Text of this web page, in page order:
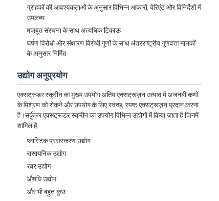
ग्राहकों की आवश्यकताओं के अनुसार विभिन्न आकारों, वेरिएंट और विनिर्देशों में
उपलब्ध
मजबूत संरचना के साथ अत्यधिक टिकाऊ
घर्षण विरोधी और संक्षारण विरोधी गुणों के साथ अंतरराष्ट्रीय गुणवत्ता मानकों
के अनुसार निर्मित
उद्योग अनुप्रयोग
एक्सट्रूडर स्क्रीन का मुख्य उपयोग अंतिम एक्सट्रूज़न उत्पाद में अजनबी कणों
के मिश्रण को रोकने और उपयोग के लिए स्वच्छ, स्पष्ट एक्सट्रूज़न प्रदान करना
है।सर्कुलर एक्सट्रूडर स्क्रीन का उपयोग विभिन्न उद्योगों में किया जाता है जिनमें
शामिल हैं:
प्लास्टिक प्रसंस्करण उद्योग
रासायनिक उद्योग
रबर उद्योग
औषधि उद्योग
और भी बहुत कुछ